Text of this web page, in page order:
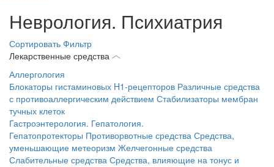
Неврология. Психиатрия
Сортировать Фильтр
Лекарственные средства
Аллергология
Блокаторы гистаминовых H1-рецепторов Различные средства
с противоаллергическим действием Стабилизаторы мембран
тучных клеток
Гастроэнтерология. Гепатология.
Гепатопротекторы Противорвотные средства Средства,
уменьшающие метеоризм Желчегонные средства
Слабительные средства Средства, влияющие на тонус и